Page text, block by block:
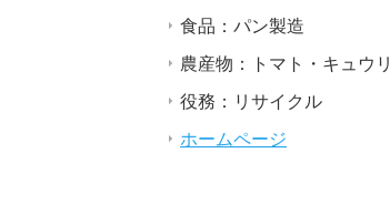
食品：パン製造
農産物：トマト・キュウリ
役務：リサイクル
ホームページ